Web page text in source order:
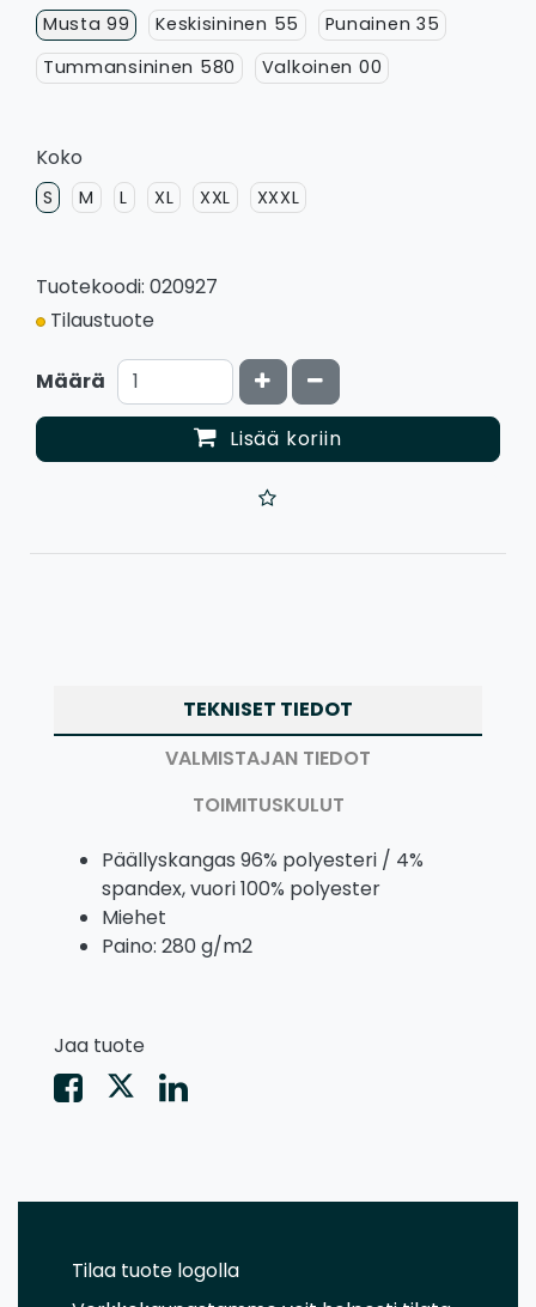
Musta 99 Keskisininen 55
Punainen 35
Tummansininen 580
Valkoinen 00
Koko
S M L XL XXL XXXL
Tuotekoodi: 020927
Tilaustuote
Määrä Kasvata määrää
Vähennä määrää
Lisää koriin
TEKNISET TIEDOT
VALMISTAJAN TIEDOT
TOIMITUSKULUT
Päällyskangas 96% polyesteri / 4%
spandex, vuori 100% polyester
Miehet
Paino: 280 g/m2
Jaa tuote
Tilaa tuote logolla